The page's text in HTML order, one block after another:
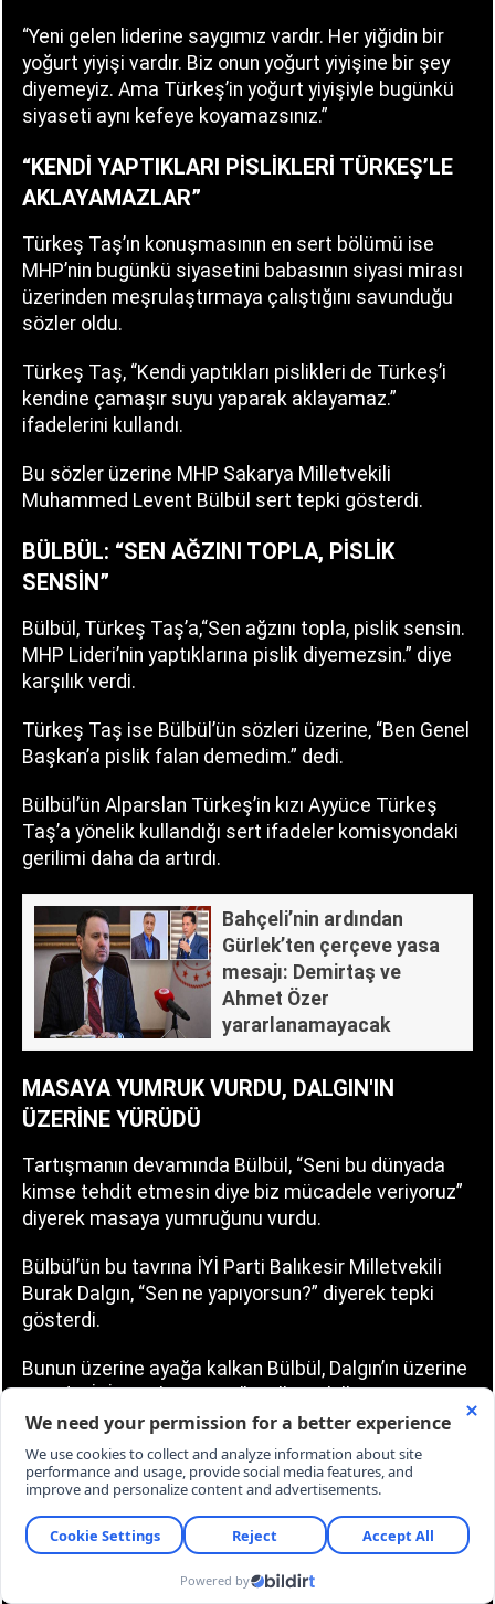
“Yeni gelen liderine saygımız vardır. Her yiğidin bir
yoğurt yiyişi vardır. Biz onun yoğurt yiyişine bir şey
diyemeyiz. Ama Türkeş’in yoğurt yiyişiyle bugünkü
siyaseti aynı kefeye koyamazsınız.”
“KENDİ YAPTIKLARI PİSLİKLERİ TÜRKEŞ’LE
AKLAYAMAZLAR”
Türkeş Taş’ın konuşmasının en sert bölümü ise
MHP’nin bugünkü siyasetini babasının siyasi mirası
üzerinden meşrulaştırmaya çalıştığını savunduğu
sözler oldu.
Türkeş Taş, “Kendi yaptıkları pislikleri de Türkeş’i
kendine çamaşır suyu yaparak aklayamaz.”
ifadelerini kullandı.
Bu sözler üzerine MHP Sakarya Milletvekili
Muhammed Levent Bülbül sert tepki gösterdi.
BÜLBÜL: “SEN AĞZINI TOPLA, PİSLİK
SENSİN”
Bülbül, Türkeş Taş’a,“Sen ağzını topla, pislik sensin.
MHP Lideri’nin yaptıklarına pislik diyemezsin.” diye
karşılık verdi.
Türkeş Taş ise Bülbül’ün sözleri üzerine, “Ben Genel
Başkan’a pislik falan demedim.” dedi.
Bülbül’ün Alparslan Türkeş’in kızı Ayyüce Türkeş
Taş’a yönelik kullandığı sert ifadeler komisyondaki
gerilimi daha da artırdı.
Bahçeli’nin ardından
Gürlek’ten çerçeve yasa
mesajı: Demirtaş ve
Ahmet Özer
yararlanamayacak
MASAYA YUMRUK VURDU, DALGIN'IN
ÜZERİNE YÜRÜDÜ
Tartışmanın devamında Bülbül, “Seni bu dünyada
kimse tehdit etmesin diye biz mücadele veriyoruz”
diyerek masaya yumruğunu vurdu.
Bülbül’ün bu tavrına İYİ Parti Balıkesir Milletvekili
Burak Dalgın, “Sen ne yapıyorsun?” diyerek tepki
gösterdi.
Bunun üzerine ayağa kalkan Bülbül, Dalgın’ın üzerine
yürüdü. İYİ Partili ve MHP’li milletvekilleri araya
girerek Bülbül’ü tuttu.
Komisyon salonunda yaşanan arbede sırasında iki
tarafın milletvekilleri gerilimi düşürmeye çalıştı.
Gerilimin büyümesi üzerine Komisyon Başkanı
görüşmelere kısa süreli ara verdi.